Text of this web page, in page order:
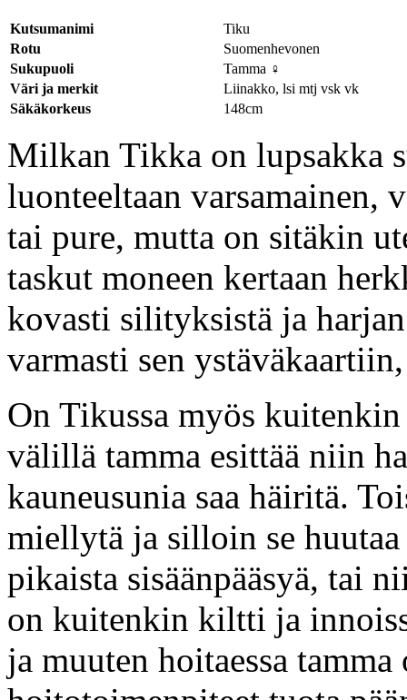
Kutsumanimi
Tiku
Rotu
Suomenhevonen
Sukupuoli
Tamma ♀
Väri ja merkit
Liinakko, lsi mtj vsk vk
Säkäkorkeus
148cm
Milkan Tikka on lupsakka
luonteeltaan
tai pure, mutta on sitäkin
taskut moneen kertaan
kovasti silityksistä ja
varmasti sen
On Tikussa myös
välillä tamma esittää niin
kauneusunia saa häiritä.
miellytä ja silloin se
pikaista sisäänpääsyä, tai
on kuitenkin kiltti ja
ja muuten hoitaessa